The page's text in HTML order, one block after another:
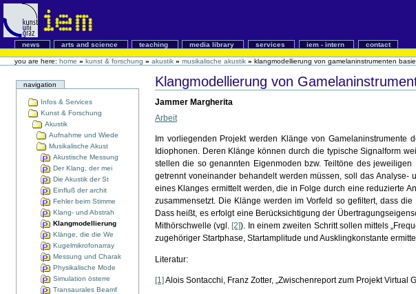
news arts and science teaching media library services iem - intern
contact
you are here: home » kunst & forschung » akustik » musikalische akustik » klangmodellierung von gamelaninstrumenten
navigation
Infos & Services
Kunst & Forschung
Akustik
Aufnahme und Wiede
Musikalische Akust
Akustische Messung
Der Klang, der mei
Die Akustik der St
Einfluß der archit
Fehler beim Stimme
Klang- und Abstrah
Klangmodellierung
Klänge, die die We
Kugelmikrofonarray
Messung und Charak
Physikalische Mode
Simulation österre
Transaurales Beamf
Klangmodellierung von
Jammer Margherita
Arbeit
Im vorliegenden Projekt werden Klänge von
Idiophonen. Deren Klänge können durch die typische Signalform
stellen die so genannten Eigenmoden bzw. Teiltöne des
getrennt voneinander behandelt werden müssen, soll das
eines Klanges ermittelt werden, die in Folge durch eine reduzierte
zusammensetzt. Die Klänge werden im Vorfeld so gefiltert, dass
Dass heißt, es erfolgt eine Berücksichtigung der
Mithörschwelle (vgl. [2]). In einem zweiten Schritt sollen mittels
zugehöriger Startphase, Startamplitude und Ausklingkonstante
Literatur:
[1] Alois Sontacchi, Franz Zotter, „Zwischenreport zum Projekt